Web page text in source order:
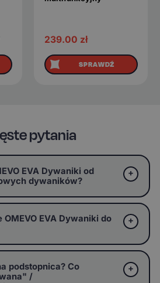
239.00 zł
SPRAWDŹ
pytania
EVA Dywaniki od
dywaników?
EVA Dywaniki do
podstopnica? Co
/